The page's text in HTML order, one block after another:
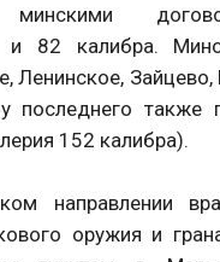
и 82 калибра.
Ленинское,
последнего также
152 калибра).
направлении
оружия и